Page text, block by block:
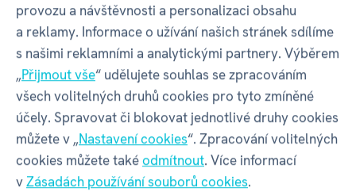
Za rok si nejspíš nevybavíte ten večer, kdy každý
koukal do mobilu. Ale ten, kdy jste do půlnoci hráli
deskovky a nemohli se přestat hádat a smát. Právě
společné hraní často vytvoří vzpomínky, ke kterým se
doma vracíte ještě dlouho.
provozu a návštěvnosti a personalizaci obsahu
a reklamy. Informace o užívání našich stránek sdílíme
s našimi reklamními a analytickými partnery. Výběrem
„Přijmout vše“ udělujete souhlas se zpracováním
všech volitelných druhů cookies pro tyto zmíněné
účely. Spravovat či blokovat jednotlivé druhy cookies
můžete v „Nastavení cookies“. Zpracování volitelných
cookies můžete takéodmítnout. Více informací
vZásadách používání souborů cookies.